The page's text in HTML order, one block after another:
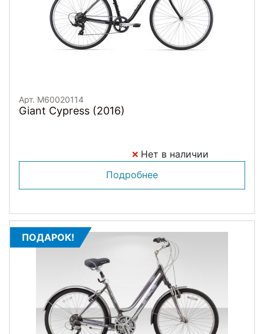
Арт. M60020114
Giant Cypress (2016)
Нет в наличии
Подробнее
ПОДАРОК!